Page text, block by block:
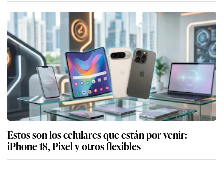
Estos son los celulares que están por venir:
iPhone 18, Pixel y otros flexibles